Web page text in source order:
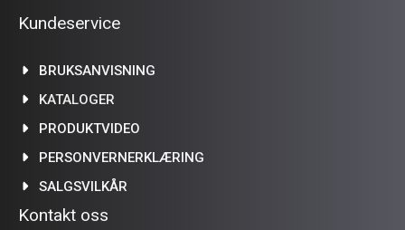
Kundeservice
BRUKSANVISNING
KATALOGER
PRODUKTVIDEO
PERSONVERNERKLÆRING
SALGSVILKÅR
Kontakt oss